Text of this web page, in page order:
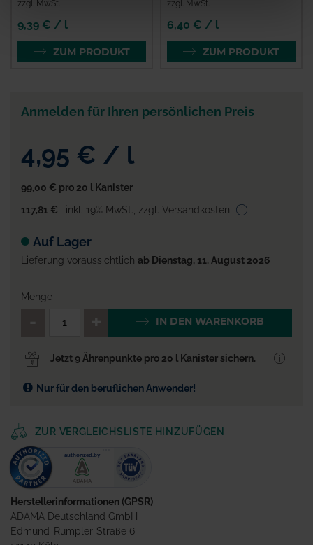
zzgl. MwSt.
9,39 € / l
ZUM PRODUKT
zzgl. MwSt.
6,40 € / l
ZUM PRODUKT
Anmelden für Ihren persönlichen Preis
4,95 € / l
99,00 € pro 20 l Kanister
117,81 €
inkl. 19% MwSt. zzgl. Versandkosten
Auf Lager
Lieferung voraussichtlich ab Dienstag, 11. August 2026
Menge
QTY_CONTROL_DECREASE
IN DEN WARENKORB
Jetzt 9 Ährenpunkte pro 20 l Kanister sichern.
Nur für den beruflichen Anwender!
ZUR VERGLEICHSLISTE HINZUFÜGEN
Herstellerinformationen (GPSR)
ADAMA Deutschland GmbH
Edmund-Rumpler-Straße 6